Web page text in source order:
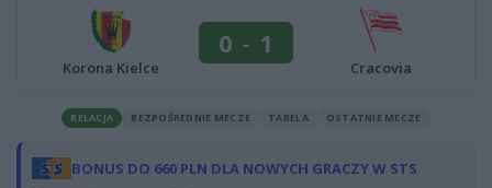
Korona Kielce
0 - 1
Cracovia
RELACJA BEZPOŚREDNIE MECZE TABELA OSTATNIE MECZE
BONUS DO 660 PLN DLA NOWYCH GRACZY W STS